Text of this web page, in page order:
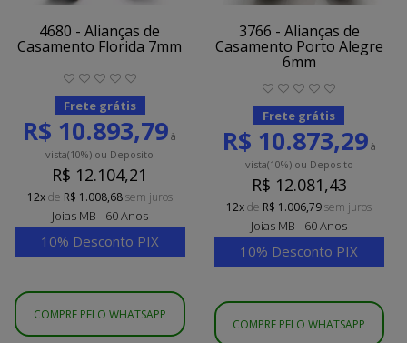
4680 - Alianças de
Casamento Florida 7mm
Frete grátis
R$ 10.893,79 à
vista(10%) ou Deposito
R$ 12.104,21
12xde R$ 1.008,68sem juros
Joias MB - 60 Anos
10% Desconto PIX
COMPRE PELO WHATSAPP
3766 - Alianças de
Casamento Porto Alegre
6mm
Frete grátis
R$ 10.873,29à
vista(10%)ou Deposito
R$ 12.081,43
12xde R$ 1.006,79sem juros
Joias MB - 60 Anos
10% Desconto PIX
COMPRE PELO WHATSAPP